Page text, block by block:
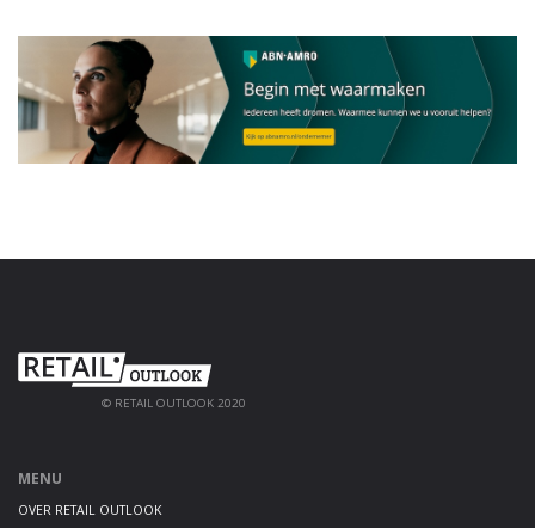
© RETAIL OUTLOOK 2020
MENU
OVER RETAIL OUTLOOK